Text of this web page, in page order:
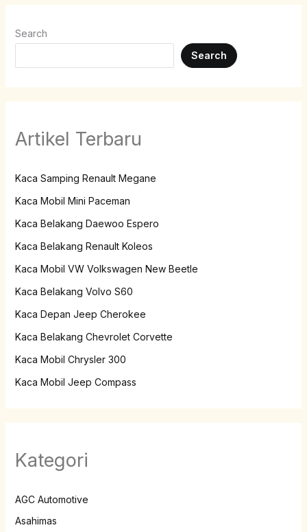
Search
Search
Artikel Terbaru
Kaca Samping Renault Megane
Kaca Mobil Mini Paceman
Kaca Belakang Daewoo Espero
Kaca Belakang Renault Koleos
Kaca Mobil VW Volkswagen New Beetle
Kaca Belakang Volvo S60
Kaca Depan Jeep Cherokee
Kaca Belakang Chevrolet Corvette
Kaca Mobil Chrysler 300
Kaca Mobil Jeep Compass
Kategori
AGC Automotive
Asahimas